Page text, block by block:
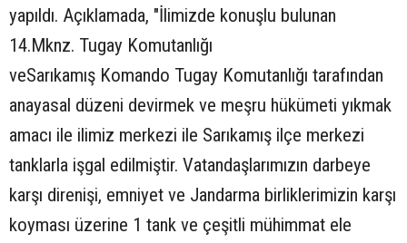
yapıldı. Açıklamada, "İlimizde konuşlu bulunan
14.Mknz. Tugay Komutanlığı
veSarıkamış Komando Tugay Komutanlığı tarafından
anayasal düzeni devirmek ve meşru hükümeti yıkmak
amacı ile ilimiz merkezi ile Sarıkamış ilçe merkezi
tanklarla işgal edilmiştir. Vatandaşlarımızın darbeye
karşı direnişi, emniyet ve Jandarma birliklerimizin karşı
koyması üzerine 1 tank ve çeşitli mühimmat ele